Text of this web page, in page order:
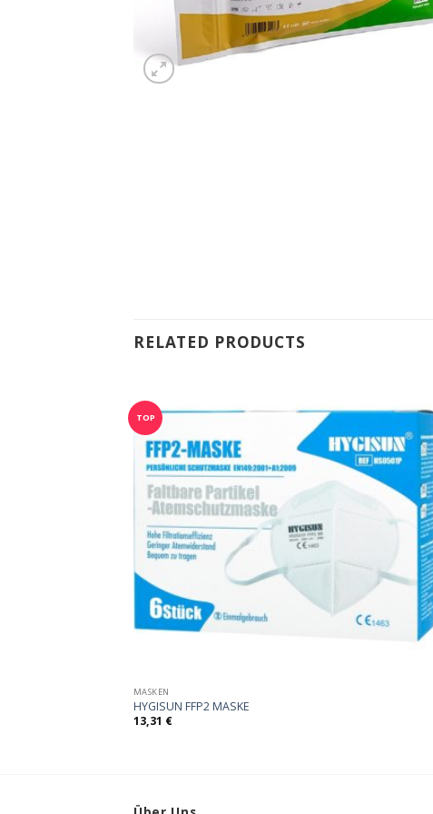
RELATED PRODUCTS
TOP
MASKEN
HYGISUN FFP2 MASKE
13,31 €